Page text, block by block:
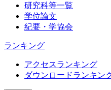
研究科等一覧
学位論文
紀要・学協会
ランキング
アクセスランキング
ダウンロードランキン